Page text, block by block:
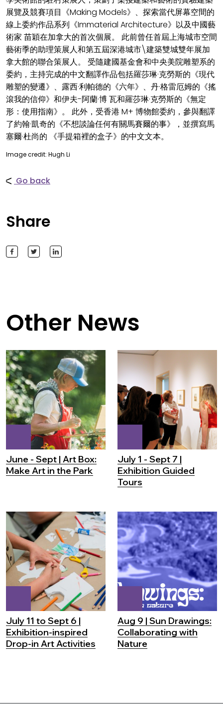
展覽及競賽項目《Making Models》、探索當代屏幕空間的
線上委約作品系列《Immaterial Architecture》以及中國藝
術家 苗穎在加拿大的首次個展。 此前曾任首屆上海城市空間
藝術季的助理策展人和第五屆深港城市\建築雙城雙年展加
拿大館的聯合策展人。 受隨建國基金會和中央美院雕塑系的
委約，主持完成的中文翻譯作品包括羅莎琳·克勞斯的《現代
雕塑的變遷》、露西·利帕德的《六年》、丹·格雷厄姆的《搖
滾我的信仰》和伊夫-阿蘭·博 瓦和羅莎琳·克勞斯的《無定
形：使用指南》。 此外，受香港 M+ 博物館委約，參與翻譯
了約翰·凱奇的《不想談論任何有關馬賽爾的事》，並撰寫馬
塞爾·杜尚的 《手提箱裡的盒子》的中文文本。
Image credit: Hugh Li
Go back
Share
Other News
June - Sept | Art Box:
Make Art in the Park
July 1 - Sept 7 |
Exhibition Guided
Tours
July 11 to Sept 6 |
Exhibition-inspired
Drop-in Art Activities
Aug 9 | Sun Drawings:
Collaborating with
Nature